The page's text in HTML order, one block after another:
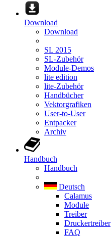
Download
Download
SL 2015
SL-Zubehör
Module-Demos
lite edition
lite-Zubehör
Handbücher
Vektorgrafiken
User-to-User
Entpacker
Archiv
Handbuch
Handbuch
Deutsch
Calamus
Module
Treiber
Druckertreiber
FAQ